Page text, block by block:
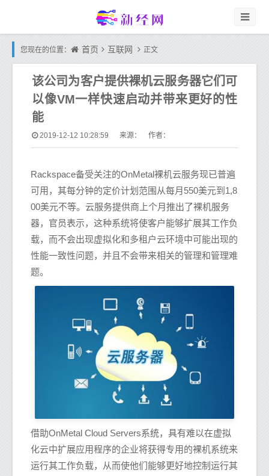
您现在的位置： 首页 互联网 正文
该公司为客户提供裸机云服务器它们可
以像VM一样快速启动并带来更好的性
能
2019-12-12 10:28:59 来源： 作者：
Rackspace备受关注的OnMetal裸机云服务现已普遍
可用，其每分钟的定价计划范围从每月550美元到1,8
00美元不等。云服务提供商上个月推出了裸机服务
器，官员表示，这种系统将使客户能够扩展其工作负
载，而不会出现虚拟化和多租户云环境中可能出现的
性能一致性问题，并且不会带来相关的管理和管理难
题。
借助OnMetal Cloud Servers系统，具有难以在虚拟
化云中扩展应用程序的企业将获得专用的裸机系统来
运行其工作负载，从而使他们能够更好地控制运行其